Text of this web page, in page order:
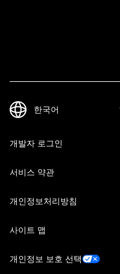
개발자 로그인
서비스 약관
개인정보처리방침
사이트 맵
개인정보 보호 선택